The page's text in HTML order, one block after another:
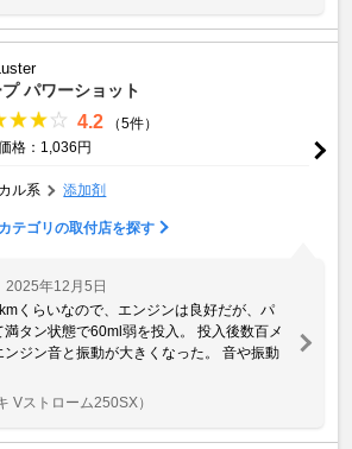
パワーショット
4.2
（5件）
格：1,036円
ル系 添加剤
テゴリの取付店を探す
2025年12月5日
くらいなので、エンジンは良好だが、パ
タン状態で60ml弱を投入。 投入後数百メ
ジン音と振動が大きくなった。 音や振動
Vストローム250SX）